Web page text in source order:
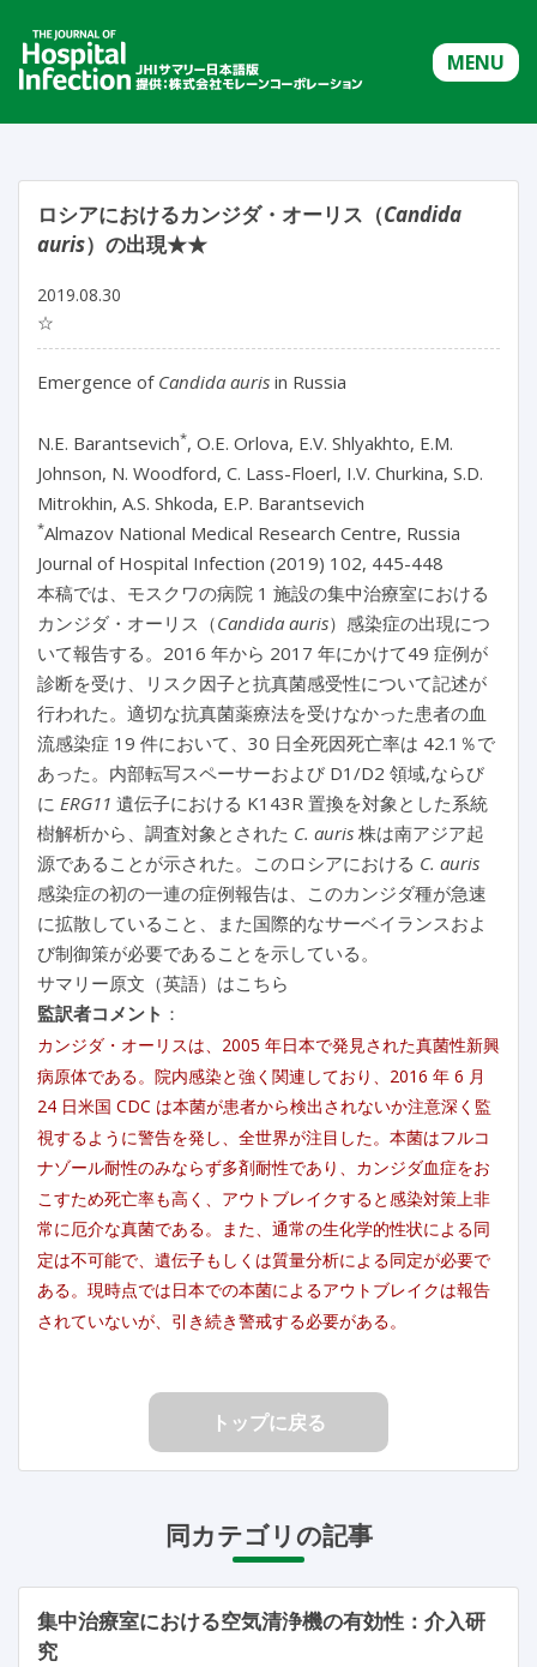
MENU
ロシアにおけるカンジダ・オーリス（Candida
auris）の出現★★
2019.08.30
☆
Emergence of Candida auris in Russia
N.E. Barantsevich*, O.E. Orlova, E.V. Shlyakhto, E.M.
Johnson, N. Woodford, C. Lass-Floerl, I.V. Churkina, S.D.
Mitrokhin, A.S. Shkoda, E.P. Barantsevich
*Almazov National Medical Research Centre, Russia
Journal of Hospital Infection (2019) 102, 445-448
本稿では、モスクワの病院 1 施設の集中治療室における
カンジダ・オーリス（Candida auris）感染症の出現につ
いて報告する。2016 年から 2017 年にかけて49 症例が
診断を受け、リスク因子と抗真菌感受性について記述が
行われた。適切な抗真菌薬療法を受けなかった患者の血
流感染症 19 件において、30 日全死因死亡率は 42.1％で
あった。内部転写スペーサーおよび D1/D2 領域,ならび
に ERG11 遺伝子における K143R 置換を対象とした系統
樹解析から、調査対象とされた C. auris 株は南アジア起
源であることが示された。このロシアにおける C. auris
感染症の初の一連の症例報告は、このカンジダ種が急速
に拡散していること、また国際的なサーベイランスおよ
び制御策が必要であることを示している。
サマリー原文（英語）はこちら
監訳者コメント ：
カンジダ・オーリスは、2005 年日本で発見された真菌性新興
病原体である。院内感染と強く関連しており、2016 年 6 月
24 日米国 CDC は本菌が患者から検出されないか注意深く監
視するように警告を発し、全世界が注目した。本菌はフルコ
ナゾール耐性のみならず多剤耐性であり、カンジダ血症をお
こすため死亡率も高く、アウトブレイクすると感染対策上非
常に厄介な真菌である。また、通常の生化学的性状による同
定は不可能で、遺伝子もしくは質量分析による同定が必要で
ある。現時点では日本での本菌によるアウトブレイクは報告
されていないが、引き続き警戒する必要がある。
トップに戻る
同カテゴリの記事
集中治療室における空気清浄機の有効性：介入研
究